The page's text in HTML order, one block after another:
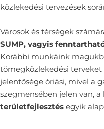
közlekedési tervezések
Városok és térségek
SUMP, vagyis
Korábbi munkáink
tömegközlekedési terveket
jelentősége óriási, mivel a
szegmensében jelen van,
területfejlesztés egyik